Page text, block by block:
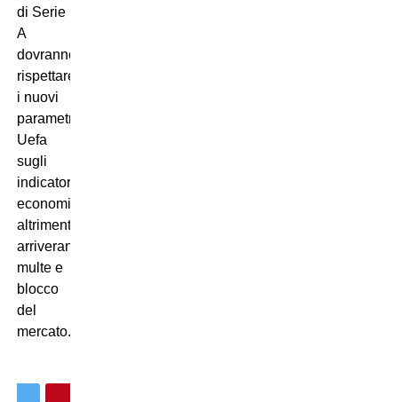
di Serie
A
dovranno
rispettare
i nuovi
parametri
Uefa
sugli
indicatori
economici,
altrimenti
arriveranno
multe e
blocco
del
mercato.